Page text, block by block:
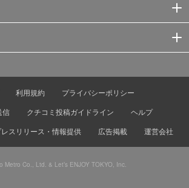
利用規約
プライバシーポリシー
信
クチコミ投稿ガイドライン
ヘルプ
レスリリース・情報提供 広告掲載 運営会社
Metro Co., Ltd. & Let’s ENJOY TOKYO, Inc.